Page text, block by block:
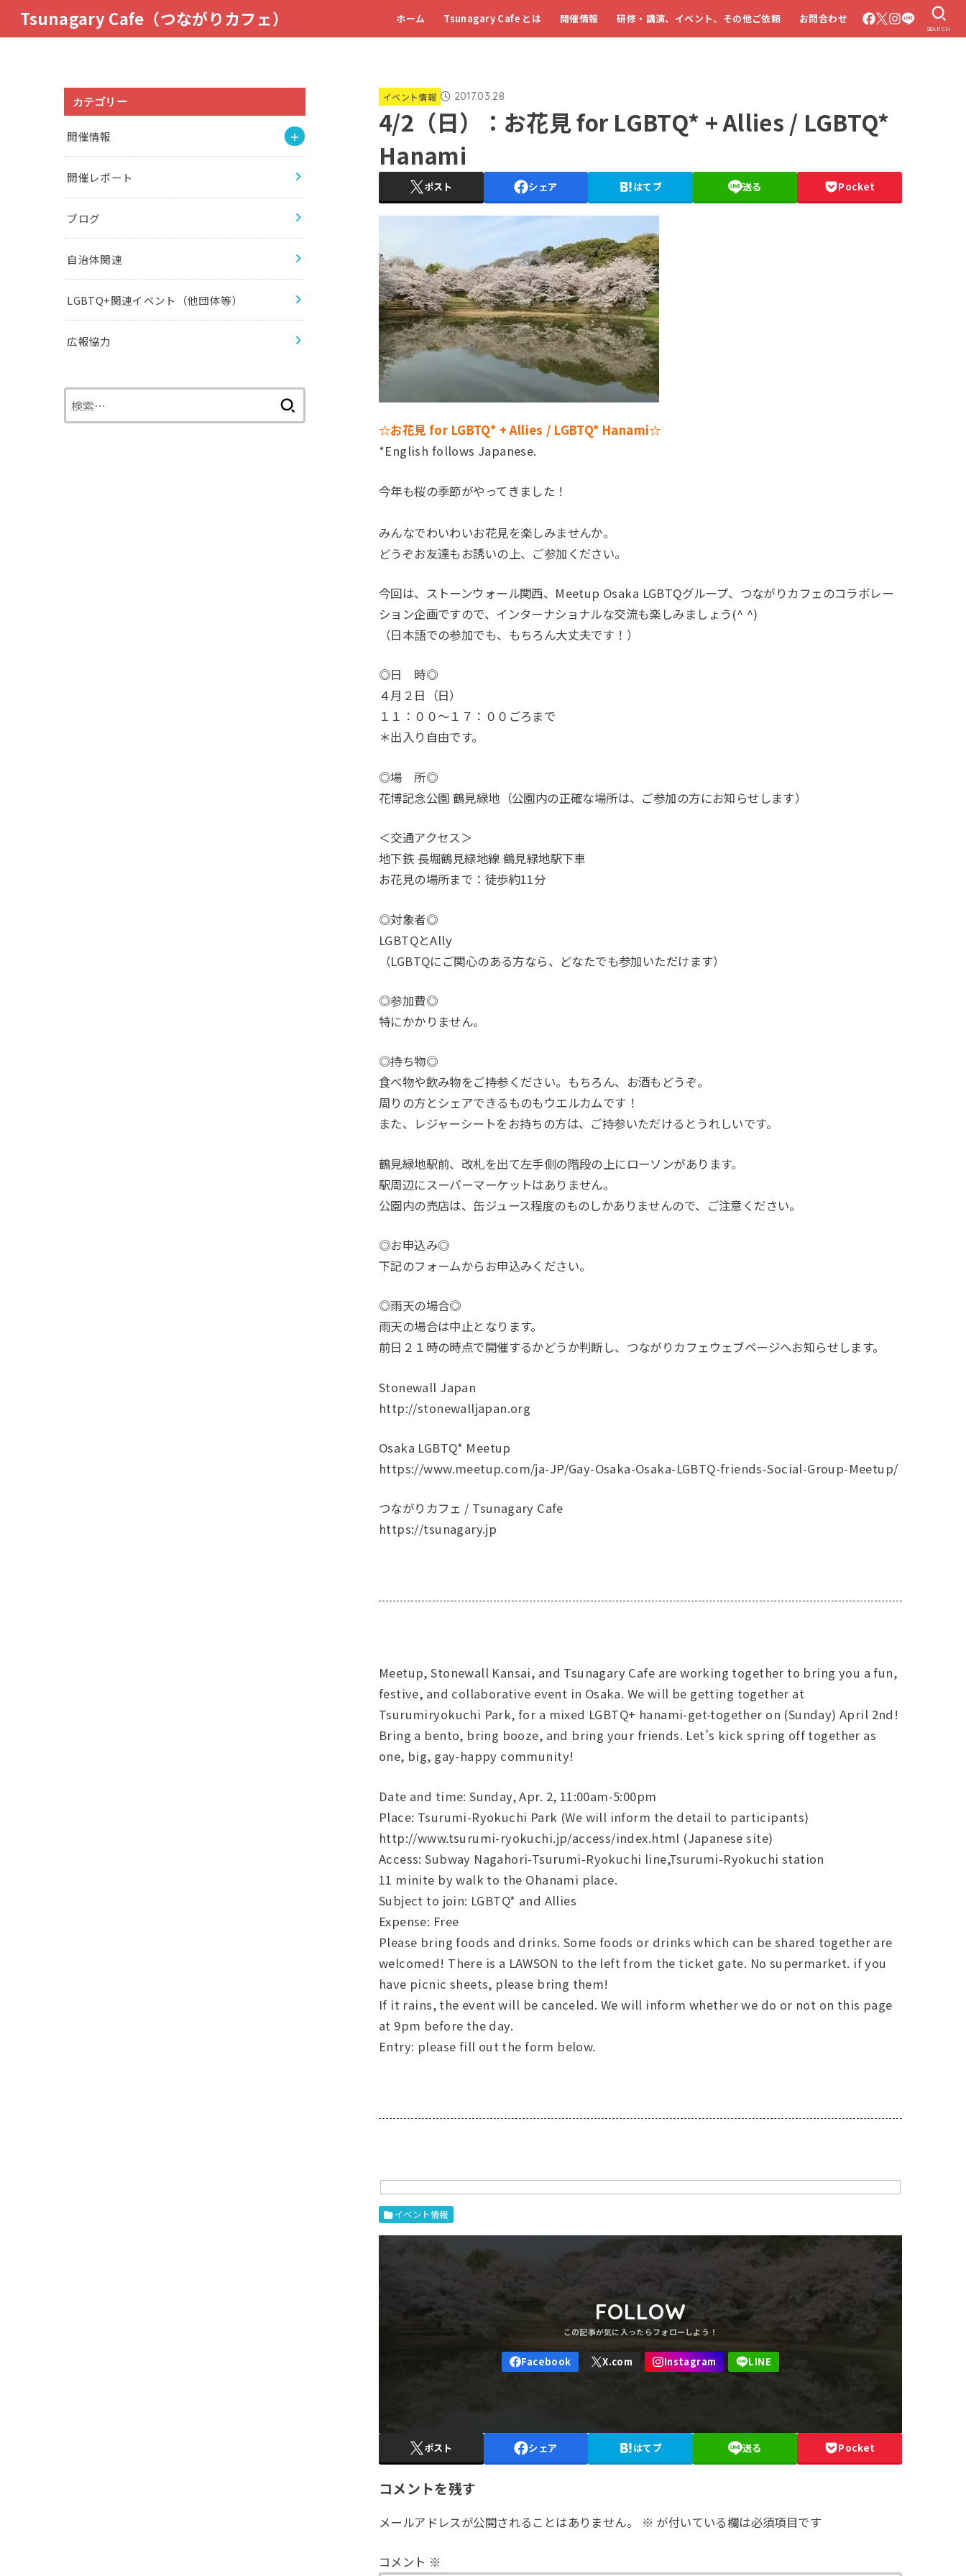
Tsunagary Cafe（つながりカフェ） ホーム Tsunagary Cafe とは 開催情報 研修・講演、イベント、その他ご依頼 お問合わせ
SEARCH
イベント情報 2017.03.28
4/2（日）：お花見 for LGBTQ* + Allies / LGBTQ*
Hanami
ポスト シェア はてブ 送る Pocket
☆お花見 for LGBTQ* + Allies / LGBTQ* Hanami☆
*English follows Japanese.
今年も桜の季節がやってきました！
みんなでわいわいお花見を楽しみませんか。
どうぞお友達もお誘いの上、ご参加ください。
今回は、ストーンウォール関西、Meetup Osaka LGBTQグループ、つながりカフェのコラボレー
ション企画ですので、インターナショナルな交流も楽しみましょう(^ ^)
（日本語での参加でも、もちろん大丈夫です！）
◎日 時◎
４月２日（日）
１１：００～１７：００ごろまで
＊出入り自由です。
◎場 所◎
花博記念公園 鶴見緑地（公園内の正確な場所は、ご参加の方にお知らせします）
＜交通アクセス＞
地下鉄 長堀鶴見緑地線 鶴見緑地駅下車
お花見の場所まで：徒歩約11分
◎対象者◎
LGBTQとAlly
（LGBTQにご関心のある方なら、どなたでも参加いただけます）
◎参加費◎
特にかかりません。
◎持ち物◎
食べ物や飲み物をご持参ください。もちろん、お酒もどうぞ。
周りの方とシェアできるものもウエルカムです！
また、レジャーシートをお持ちの方は、ご持参いただけるとうれしいです。
鶴見緑地駅前、改札を出て左手側の階段の上にローソンがあります。
駅周辺にスーパーマーケットはありません。
公園内の売店は、缶ジュース程度のものしかありませんので、ご注意ください。
◎お申込み◎
下記のフォームからお申込みください。
◎雨天の場合◎
雨天の場合は中止となります。
前日２１時の時点で開催するかどうか判断し、つながりカフェウェブページへお知らせします。
Stonewall Japan
http://stonewalljapan.org
Osaka LGBTQ* Meetup
https://www.meetup.com/ja-JP/Gay-Osaka-Osaka-LGBTQ-friends-Social-Group-Meetup/
つながりカフェ / Tsunagary Cafe
https://tsunagary.jp
Meetup, Stonewall Kansai, and Tsunagary Cafe are working together to bring you a fun,
festive, and collaborative event in Osaka. We will be getting together at
Tsurumiryokuchi Park, for a mixed LGBTQ+ hanami-get-together on (Sunday) April 2nd!
Bring a bento, bring booze, and bring your friends. Let’s kick spring off together as
one, big, gay-happy community!
Date and time: Sunday, Apr. 2, 11:00am-5:00pm
Place: Tsurumi-Ryokuchi Park (We will inform the detail to participants)
http://www.tsurumi-ryokuchi.jp/access/index.html (Japanese site)
Access: Subway Nagahori-Tsurumi-Ryokuchi line,Tsurumi-Ryokuchi station
11 minite by walk to the Ohanami place.
Subject to join: LGBTQ* and Allies
Expense: Free
Please bring foods and drinks. Some foods or drinks which can be shared together are
welcomed! There is a LAWSON to the left from the ticket gate. No supermarket. if you
have picnic sheets, please bring them!
If it rains, the event will be canceled. We will inform whether we do or not on this page
at 9pm before the day.
Entry: please fill out the form below.
イベント情報
FOLLOW
ポスト シェア はてブ 送る Pocket
コメントを残す
メールアドレスが公開されることはありません。 ※ が付いている欄は必須項目です
コメント ※
カテゴリー
開催情報
開催レポート
ブログ
自治体関連
LGBTQ+関連イベント（他団体等）
広報協力